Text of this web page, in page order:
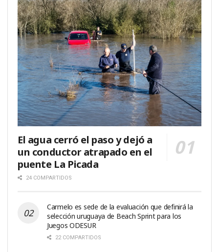
El agua cerró el paso y dejó a
un conductor atrapado en el
puente La Picada
24 COMPARTIDOS
Carmelo es sede de la evaluación que definirá la
selección uruguaya de Beach Sprint para los
Juegos ODESUR
22 COMPARTIDOS